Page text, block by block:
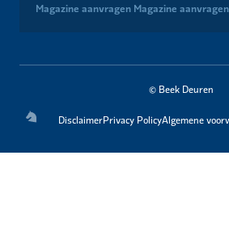
Magazine aanvragen Magazine aanvragen
© Beek Deuren
DisclaimerPrivacy PolicyAlgemene